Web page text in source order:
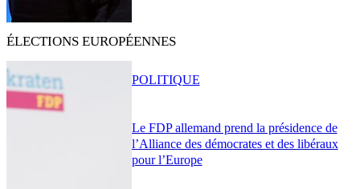
ÉLECTIONS EUROPÉENNES
Le FDP allemand prend la présidence de
l’Alliance des démocrates et des libéraux
pour l’Europe
POLITIQUE